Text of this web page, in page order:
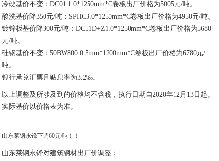
冷硬基价不变：DC01 1.0*1250mm*C卷板出厂价格为5005元/吨。
酸洗基价降350元/吨：SPHC3.0*1250mm*C卷板出厂价格为4950元/吨。
镀锌板基价降300元/吨：DC51D+Z1.0*1250mm*C卷板出厂价格为5680
元/吨。
硅钢基价不变：50BW800 0.5mm*1200mm*C卷板出厂价格为6780元/
吨。
银行承兑汇票月贴息率为3.2‰。
以上调整及所涉及到的价格均不含税，执行日期自2020年12月13日起。
实际基价以价格表为准。
山东莱钢永锋下调60元/吨！！
山东莱钢永锋对建筑钢材出厂价调整：